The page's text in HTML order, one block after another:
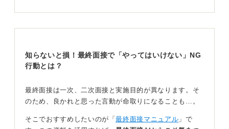
ある程度企業が求める人物像に合致していると判断され
ているためです。
ここでは、これまでの経験をどのように活かし、入社後
にどう貢献していきたいかという具体的なビジョンを明
知らないと損！最終面接で「やってはいけない」NG
行動とは？
最終面接は一次、二次面接と実施目的が異なります。そ
のため、良かれと思った言動が命取りになることも…。
そこでおすすめしたいのが「最終面接マニュアル 」で